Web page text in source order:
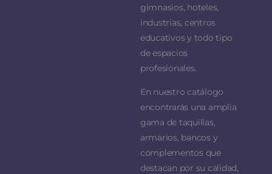
gimnasios, hoteles,
industrias, centros
educativos y todo tipo
de espacios
profesionales.
En nuestro catálogo
encontrarás una amplia
gama de taquillas,
armarios, bancos y
complementos que
destacan por su calidad,